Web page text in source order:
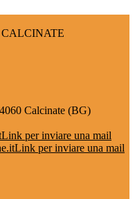
Calcinate (BG)
Link per inviare una mail
Link per inviare una mail